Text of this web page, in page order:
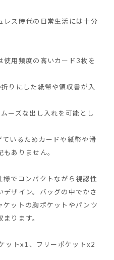
レス時代の日常生活には十分
使用頻度の高いカード3枚を
りにした紙幣や領収書が入
ーズな出し入れを可能とし
いるためカードや紙幣や滑
ありません。
様でコンパクトながら視認性
ザイン。バッグの中でかさ
ケットの胸ポケットやパンツ
ります。
ットx1、フリーポケットx2